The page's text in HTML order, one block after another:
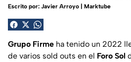
Escrito por: Javier Arroyo | Marktube
Grupo Firme ha tenido un 2022
de varios sold outs en el Foro Sol